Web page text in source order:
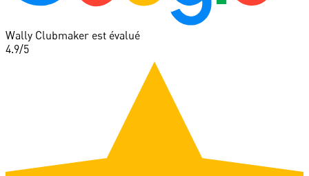
Wally Clubmaker est évalué
4.9/5